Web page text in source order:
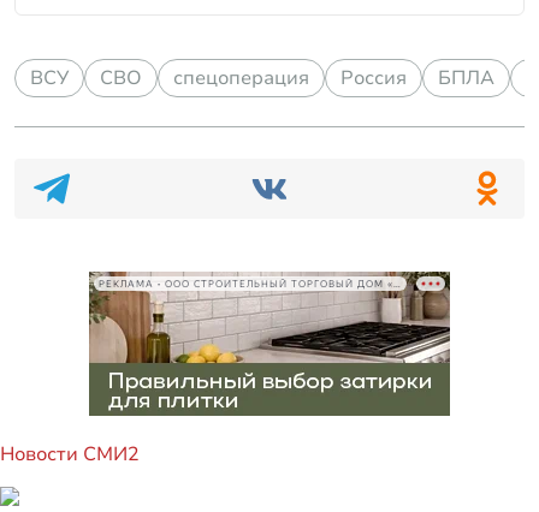
ВСУ СВО спецоперация Россия БПЛА
РЕКЛАМА • ООО СТРОИТЕЛЬНЫЙ ТОРГОВЫЙ ДОМ «ПЕТРОВИЧ», ИНН 7802348846
Новости СМИ2